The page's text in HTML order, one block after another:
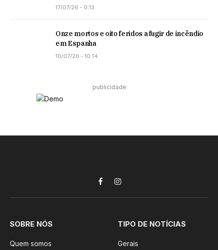
17/07/26 - 0:13
Onze mortos e oito feridos a fugir de incêndio
em Espanha
10/07/26 - 10:14
publicidade
FacebookInstagram
SOBRE NÓS
Quem somos
TIPO DE NOTÍCIAS
Gerais